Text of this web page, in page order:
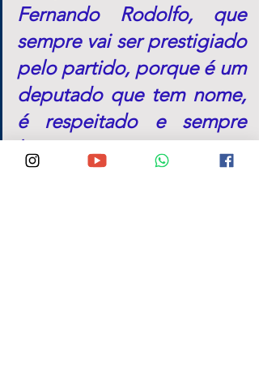
Fernando Rodolfo, que
sempre vai ser prestigiado
pelo partido, porque é um
deputado que tem nome,
é respeitado e sempre
honrou o PL", afirmou
Valdemar.